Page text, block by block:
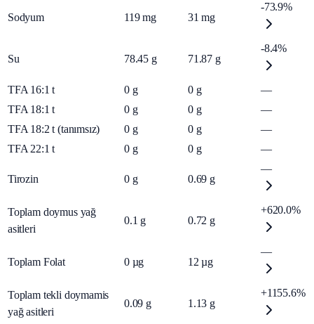
Sodyum 119 mg 31 mg
-73.9%
Su 78.45 g 71.87 g
-8.4%
TFA 16:1 t 0 g 0 g
—
TFA 18:1 t
0 g 0 g
—
TFA 18:2 t (tanımsız)
0 g 0 g
—
TFA 22:1 t
0 g 0 g —
Tirozin 0 g 0.69 g
—
Toplam doymus yağ
asitleri
0.1 g 0.72 g
+620.0%
Toplam Folat 0 µg 12 µg
—
Toplam tekli doymamis
yağ asitleri
0.09 g 1.13 g
+1155.6%